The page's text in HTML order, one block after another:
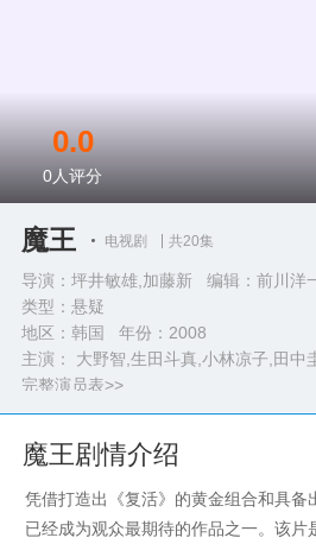
魔王 电视剧 共20集
导演：坪井敏雄,加藤新 编辑：前川洋
类型： 悬疑
地区：韩国 年份： 2008
主演： 大野智,生田斗真,小林凉子,田中
完整演员表>>
0.0
0人评分
魔王剧情介绍
凭借打造出《复活》的黄金组合和具备
已经成为观众最期待的作品之一。该片